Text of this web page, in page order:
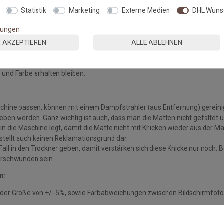
waschbare Fußmatten, die zu 100% PVC-frei sind. Dank eines
ruschfest. Einem sicheren Gebrauch auch auf Fußbodenheizungen
Fußmatte separat bei angegebener Temperatur mit Feinwaschmittel
richten sich die Fasern auf, der Mattenflor wird aktiviert und
wieder glatt. Pflegen Sie so Ihre Fußmatte regelmäßig und Sie
Farbe erhalten bleiben.
passen, können mit einem Dampfstrahler (aus Entfernung)
werden. Ganz wichtig ist auch, dass man die Matten nicht gefaltet
die Maschine legt, damit die Matte nicht mit Knicken wieder aus der
auch keinen Reklamationsgrund dar.
in den Trockner geben, damit verstärken sich diese Knicke nur noch.
sein.
Größe von +/- 5%, sowie Farbabweichungen zwischen Bildschirmfoto
Statistik Marketing Externe Medien DHL
AKZEPTIEREN
ALLE ABLEHNEN